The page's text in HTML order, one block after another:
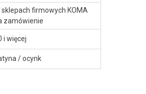
sklepach firmowych KOMA
zamówienie
i więcej
/ ocynk